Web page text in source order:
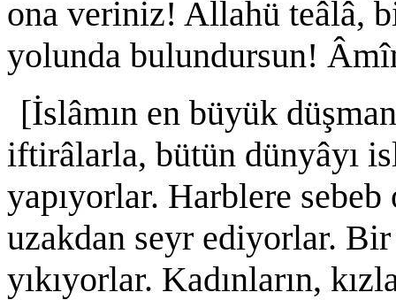
ona veriniz! Allahü teâlâ,
yolunda bulundursun!
[İslâmın en büyük
iftirâlarla, bütün dünyâyı
yapıyorlar. Harblere
uzakdan seyr ediyorlar.
yıkıyorlar. Kadınların,